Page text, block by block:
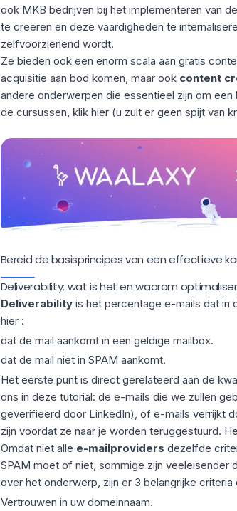
ook MKB bedrijven bij het implementeren van
te creëren en deze vaardigheden te
zelfvoorzienend wordt.
Ze bieden ook een enorm scala aan gratis
acquisitie aan bod komen, maar ook content
andere onderwerpen die essentieel zijn om
de cursussen, klik hier(u zult er geen spijt van
Bereid de basisprincipes van een effectieve
Deliverability: wat is het en waarom
Deliverabilityis het percentage e-mails dat in
hier :
dat de mail aankomt in een geldige mailbox.
dat de mail niet in SPAM aankomt.
Het eerste punt is direct gerelateerd aan de
ons in deze tutorial: de e-mails die we zullen
geverifieerd door LinkedIn), of e-mails verrijkt
zijn voordat ze naar je worden teruggestuurd.
Omdat niet alle e-mailproviders dezelfde
SPAM moet of niet, sommige zijn veeleisender
over het onderwerp, zijn er 3 belangrijke
Vertrouwen in uw domeinnaam.